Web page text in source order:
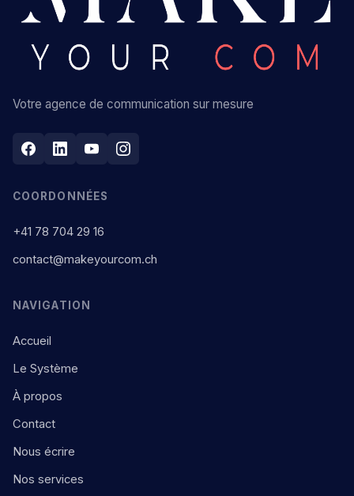
Votre agence de communication sur mesure
COORDONNÉES
+41 78 704 29 16
contact@makeyourcom.ch
NAVIGATION
Accueil
Le Système
À propos
Contact
Nous écrire
Nos services